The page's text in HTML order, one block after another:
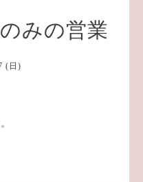
みの営業
(日)